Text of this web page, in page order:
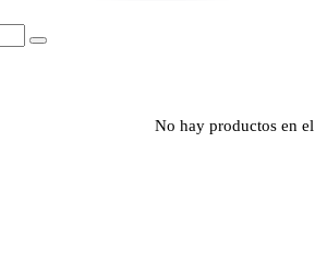
No hay productos en